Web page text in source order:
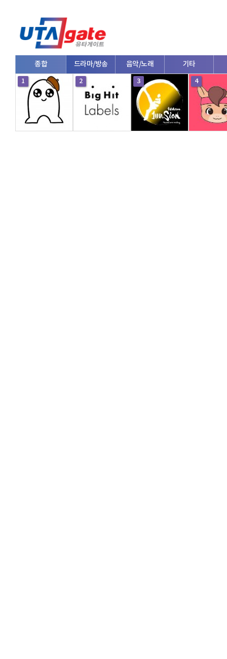
종합 드라마/방송 음악/노래 기타
V로그/소통 영화/뮤지컬 연예인 한류/외국인
댄스 e스포츠 자동차 커플/연애
1 2 3 4